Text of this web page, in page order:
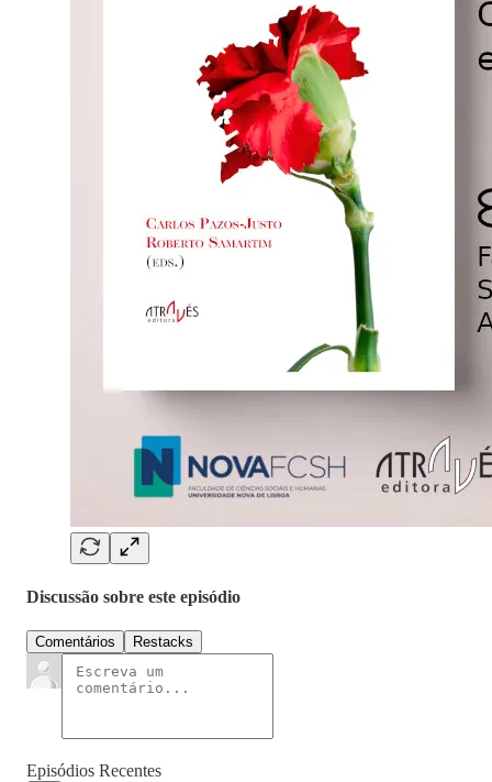
Discussão sobre este episódio
Comentários Restacks
Episódios Recentes